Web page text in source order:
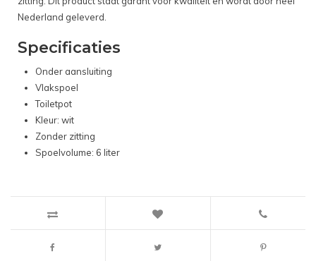
Nederland geleverd.
Specificaties
Onder aansluiting
Vlakspoel
Toiletpot
Kleur: wit
Zonder zitting
Spoelvolume: 6 liter